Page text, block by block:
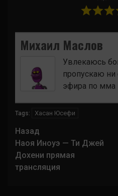
Михаил Маслов
Увлекаюсь
пропускаю ни
эфира по мма
Tags: Хасан Юсефи
Навигация
записи
Назад
Наоя Иноуэ — Ти Джей
Дохени прямая
трансляция